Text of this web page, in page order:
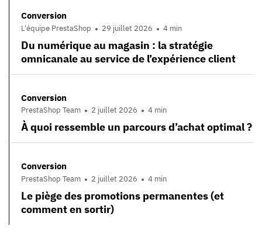
Conversion
L'équipe PrestaShop 29 juillet 2026 4 min
Du numérique au magasin : la stratégie
omnicanale au service de l’expérience client
Conversion
PrestaShop Team 2 juillet 2026 4 min
À quoi ressemble un parcours d’achat optimal ?
Conversion
PrestaShop Team 2 juillet 2026 4 min
Le piège des promotions permanentes (et
comment en sortir)